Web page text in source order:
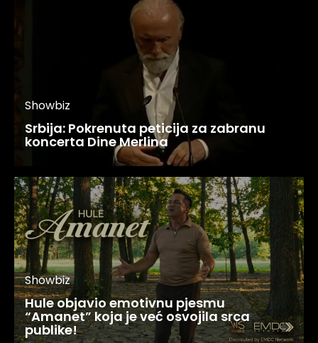
Showbiz
Srbija: Pokrenuta peticija za zabranu
koncerta Dine Merlina
Showbiz
Hule objavio emotivnu pjesmu
“Amanet” koja je već osvojila srca
publike!